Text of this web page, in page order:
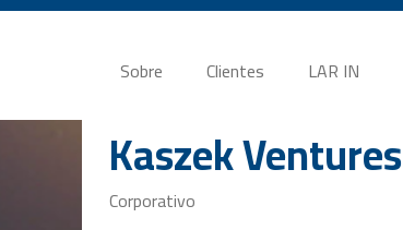
Sobre Clientes LAR IN
Kaszek Ventures
Corporativo